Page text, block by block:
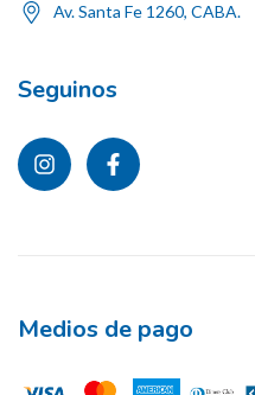
Av. Santa Fe 1260, CABA.
Seguinos
Medios de pago